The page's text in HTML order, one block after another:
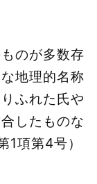
のが多数存
地理的名称
ふれた氏や
したものな
1項第4号）